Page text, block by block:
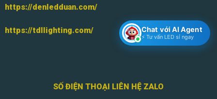
https://denledduan.com/
https://tdllighting.com/
SỐ ĐIỆN THOẠI LIÊN HỆ ZALO
Chat với AI Agent
⚡ Tư vấn LED sỉ ngay